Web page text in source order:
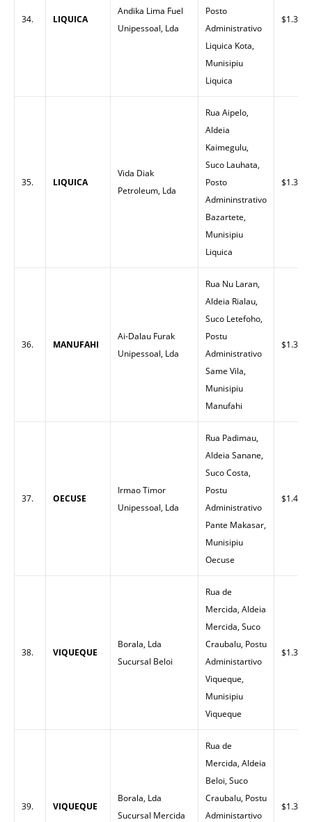
34. LIQUICA
Andika Lima Fuel
Unipessoal, Lda
Posto
Administrativo
Liquica Kota,
Munisipiu
Liquica
$1.37
35. LIQUICA
Vida Diak
Petroleum, Lda
Rua Aipelo,
Aldeia
Kaimegulu,
Suco Lauhata,
Posto
Admininstrativo
Bazartete,
Munisipiu
Liquica
$1.30
36. MANUFAHI
Ai-Dalau Furak
Unipessoal, Lda
Rua Nu Laran,
Aldeia Rialau,
Suco Letefoho,
Postu
Administrativo
Same Vila,
Munisipiu
Manufahi
$1.32
37. OECUSE
Irmao Timor
Unipessoal, Lda
Rua Padimau,
Aldeia Sanane,
Suco Costa,
Postu
Administrativo
Pante Makasar,
Munisipiu
Oecuse
$1.43
38. VIQUEQUE
Borala, Lda
Sucursal Beloi
Rua de
Mercida, Aldeia
Mercida, Suco
Craubalu, Postu
Administartivo
Viqueque,
Munisipiu
Viqueque
$1.36
39. VIQUEQUE
Borala, Lda
Sucursal Mercida
Rua de
Mercida, Aldeia
Beloi, Suco
Craubalu, Postu
Administartivo
$1.36